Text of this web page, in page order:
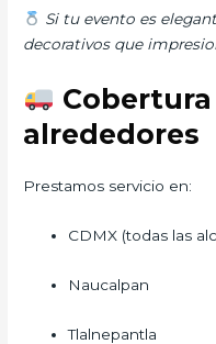
Si tu evento es
decorativos que
alrededores
Prestamos servicio en:
CDMX (todas las
Naucalpan
Tlalnepantla